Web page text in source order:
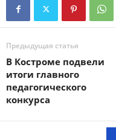
Предыдущая статья
В Костроме подвели
итоги главного
педагогического
конкурса